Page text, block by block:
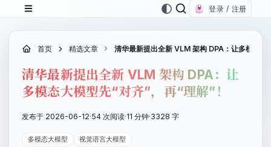
登录 / 注册
首页 精选文章 清华最新提出全新 VLM 架构 DPA：让多模态大
清华最新提出全新 VLM 架构 DPA：让
多模态大模型先“对齐”，再“理解”！
发布于 2026-06-12·54 次阅读·11 分钟·3328 字
多模态大模型 视觉语言大模型